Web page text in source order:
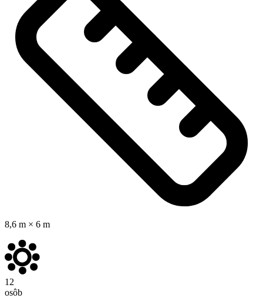
8,6 m × 6 m
12
osôb